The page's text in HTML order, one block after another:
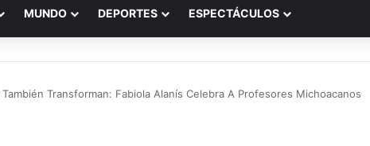
MUNDO DEPORTES ESPECTÁCULOS
Transforman: Fabiola Alanís Celebra A Profesores Michoacanos